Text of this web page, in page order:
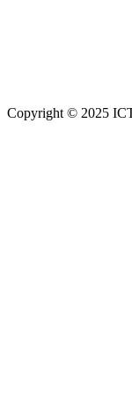
Copyright © 2025